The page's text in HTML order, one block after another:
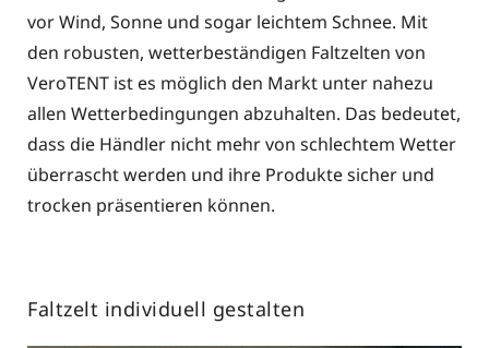
vor Wind, Sonne und sogar leichtem Schnee. Mit
den robusten, wetterbeständigen Faltzelten von
VeroTENT ist es möglich den Markt unter nahezu
allen Wetterbedingungen abzuhalten. Das bedeutet,
dass die Händler nicht mehr von schlechtem Wetter
überrascht werden und ihre Produkte sicher und
trocken präsentieren können.
Faltzelt individuell gestalten